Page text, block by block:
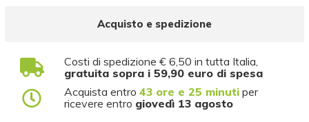
Acquisto e spedizione
Costi di spedizione € 6,50 in tutta Italia,
gratuita sopra i 59,90 euro di spesa
Acquista entro43 ore e 25 minuti per
ricevere entro giovedì 13 agosto